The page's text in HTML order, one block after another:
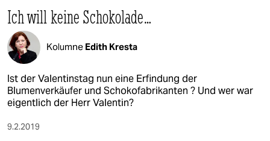
Ich will keine Schokolade…
Kolumne Edith Kresta
Ist der Valentinstag nun eine Erfindung der
Blumenverkäufer und Schokofabrikanten ? Und wer war
eigentlich der Herr Valentin?
9.2.2019